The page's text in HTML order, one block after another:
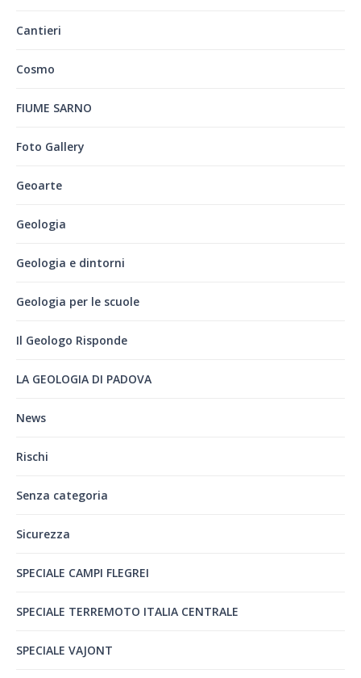
Cantieri
Cosmo
FIUME SARNO
Foto Gallery
Geoarte
Geologia
Geologia e dintorni
Geologia per le scuole
Il Geologo Risponde
LA GEOLOGIA DI PADOVA
News
Rischi
Senza categoria
Sicurezza
SPECIALE CAMPI FLEGREI
SPECIALE TERREMOTO ITALIA CENTRALE
SPECIALE VAJONT